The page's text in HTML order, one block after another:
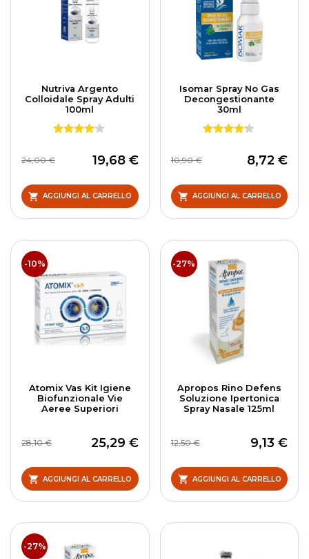
Nutriva Argento
Colloidale Spray Adulti
100ml
19,68 €
24,00 €
AGGIUNGI AL CARRELLO
Isomar Spray No Gas
Decongestionante
30ml
8,72 €
10,90 €
AGGIUNGI AL CARRELLO
-10%
Atomix Vas Kit Igiene
Biofunzionale Vie
Aeree Superiori
25,29 €
28,10 €
AGGIUNGI AL CARRELLO
-27%
Apropos Rino Defens
Soluzione Ipertonica
Spray Nasale 125ml
9,13 €
12,50 €
AGGIUNGI AL CARRELLO
-27%